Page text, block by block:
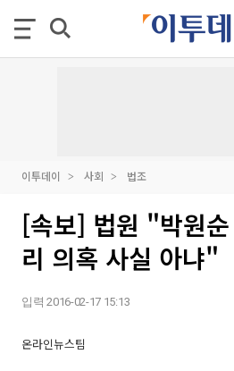
이투데이 사회 법조
[속보] 법원 "박원
리 의혹 사실 아냐"
입력 2016-02-17 15:13
온라인뉴스팀